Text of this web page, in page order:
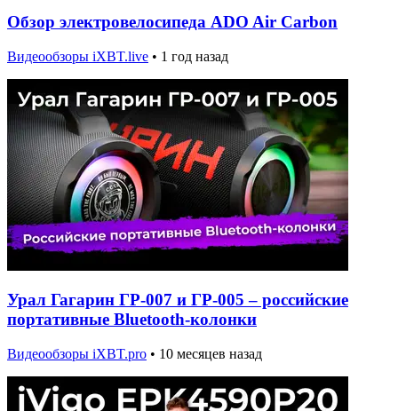
Обзор электровелосипеда ADO Air Carbon
Видеообзоры iXBT.live • 1 год назад
Урал Гагарин ГР-007 и ГР-005 – российские
портативные Bluetooth-колонки
Видеообзоры iXBT.pro • 10 месяцев назад